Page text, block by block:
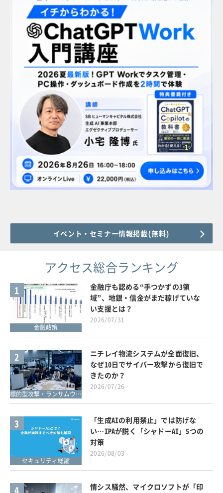
イベント・セミナー情報掲載(無料)
アクセス総合ランキング
1
金融政策
金融庁も認める“手つかずの3領
域”、地銀・信金がまだ稼げていな
い支援とは？
2026/07/31
2
標的型攻撃・ランサムウェア対策
ニチレイ物流システムが全面復旧、
なぜ10日でサイバー攻撃から復旧で
きたのか？
2026/07/26
3
セキュリティ総論
「生成AIの利用禁止」では防げな
い…IPAが説く「シャドーAI」5つの
対策
2026/08/03
4
情シス騒然、マイクロソフトが「印